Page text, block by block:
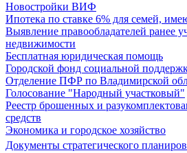
Новостройки ВИФ
Ипотека по ставке 6% для семей,
Выявление правообладателей ранее
недвижимости
Бесплатная юридическая помощь
Городской фонд социальной
Отделение ПФР по Владимирской
Голосование "Народный участковый"
Реестр брошенных и
средств
Экономика и городское хозяйство
Документы стратегического